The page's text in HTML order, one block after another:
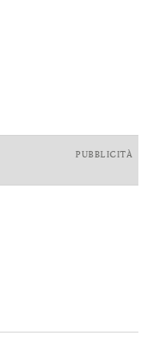
PUBBLICITÀ